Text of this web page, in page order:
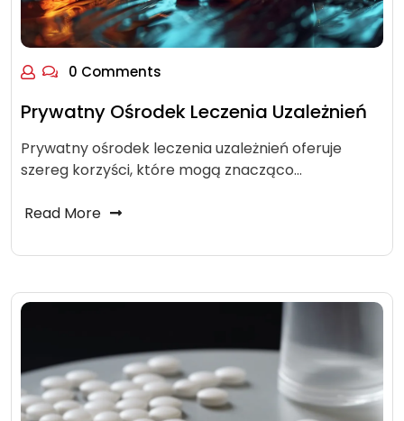
0 Comments
Prywatny Ośrodek Leczenia Uzależnień
Prywatny ośrodek leczenia uzależnień oferuje
szereg korzyści, które mogą znacząco…
Read More